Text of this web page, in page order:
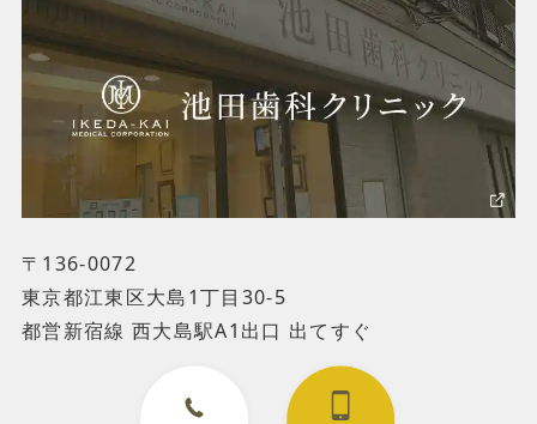
〒136-0072
東京都江東区大島1丁目30-5
都営新宿線 西大島駅A1出口 出てすぐ